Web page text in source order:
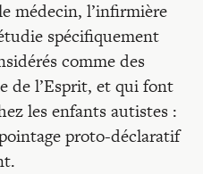
médecin, l’infirmière
spécifiquement
comme des
de l’Esprit, et qui font
les enfants autistes :
proto-déclaratif